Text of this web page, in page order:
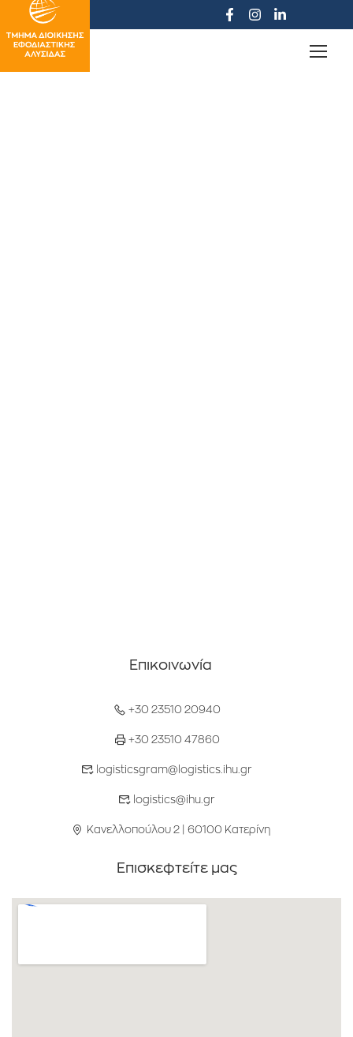
Επικοινωνία
+30 23510 20940
+30 23510 47860
logisticsgram@logistics.ihu.gr
logistics@ihu.gr
Κανελλοπούλου 2 | 60100 Κατερίνη
Επισκεφτείτε μας